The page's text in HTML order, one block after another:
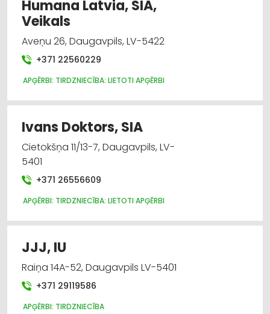
Humana Latvia, SIA,
Veikals
Aveņu 26, Daugavpils, LV-5422
+371 22560229
APĢĒRBI: TIRDZNIECĪBA: LIETOTI APĢĒRBI
Ivans Doktors, SIA
Cietokšņa 11/13-7, Daugavpils, LV-
5401
+371 26556609
APĢĒRBI: TIRDZNIECĪBA: LIETOTI APĢĒRBI
JJJ, IU
Raiņa 14A-52, Daugavpils LV-5401
+371 29119586
APĢĒRBI: TIRDZNIECĪBA